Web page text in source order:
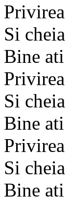
Si
Bine
Si
Bine
Si
Bine